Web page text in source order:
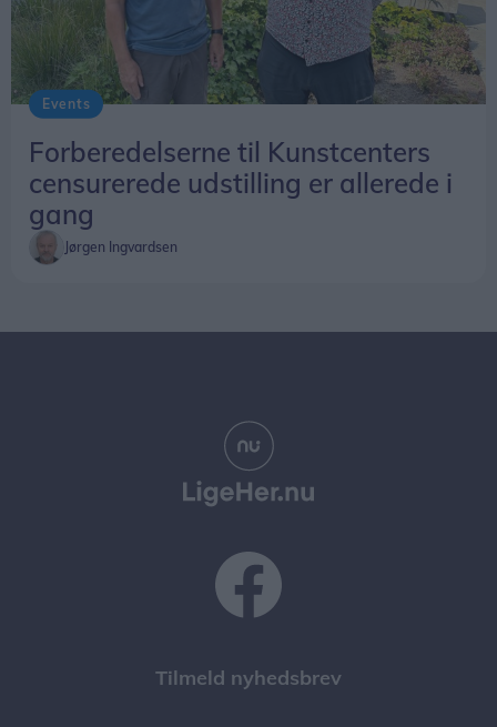
Events
Forberedelserne til Kunstcenters
censurerede udstilling er allerede i
gang
Jørgen Ingvardsen
Tilmeld nyhedsbrev